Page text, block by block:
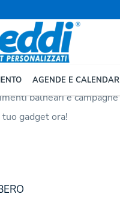
AGENDE E
ampia scelta di colori e
balneari e
gadget ora!